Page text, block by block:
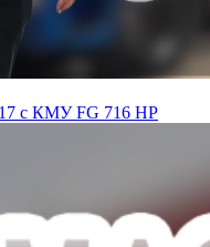
с КМУ FG 716 HP